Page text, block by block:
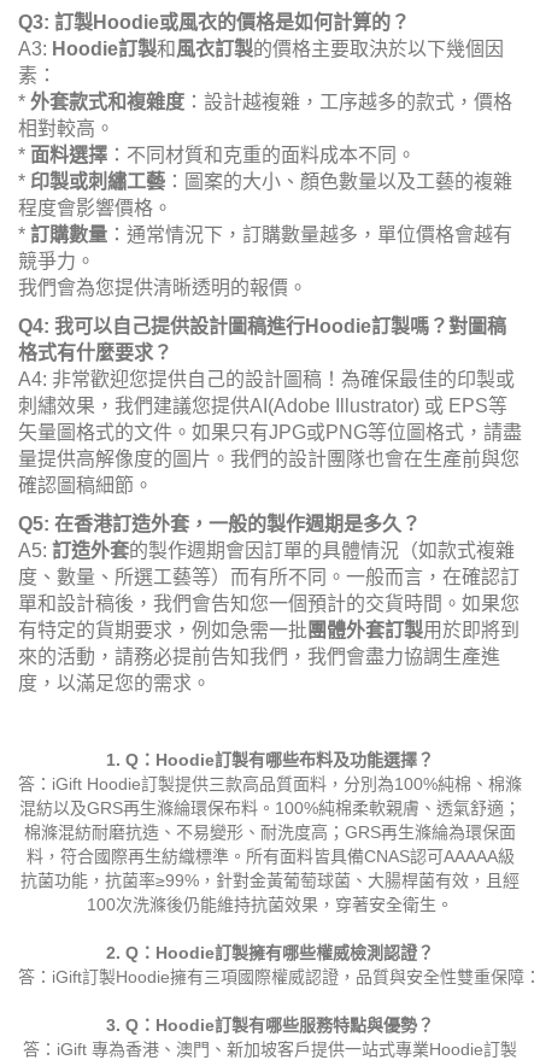
Q3: 訂製Hoodie或風衣的價格是如何計算的？
A3: Hoodie訂製和風衣訂製的價格主要取決於以下幾個因
素：
* 外套款式和複雜度 ：設計越複雜，工序越多的款式，價格
相對較高。
* 面料選擇 ：不同材質和克重的面料成本不同。
* 印製或刺繡工藝 ：圖案的大小、顏色數量以及工藝的複雜
程度會影響價格。
* 訂購數量 ：通常情況下，訂購數量越多，單位價格會越有
競爭力。
我們會為您提供清晰透明的報價。
Q4: 我可以自己提供設計圖稿進行Hoodie訂製嗎？對圖稿
格式有什麼要求？
A4: 非常歡迎您提供自己的設計圖稿！為確保最佳的印製或
刺繡效果，我們建議您提供AI(Adobe Illustrator) 或 EPS等
矢量圖格式的文件。如果只有JPG或PNG等位圖格式，請盡
量提供高解像度的圖片。我們的設計團隊也會在生產前與您
確認圖稿細節。
Q5: 在香港訂造外套，一般的製作週期是多久？
A5: 訂造外套的製作週期會因訂單的具體情況（如款式複雜
度、數量、所選工藝等）而有所不同。一般而言，在確認訂
單和設計稿後，我們會告知您一個預計的交貨時間。如果您
有特定的貨期要求，例如急需一批團體外套訂製用於即將到
來的活動，請務必提前告知我們，我們會盡力協調生產進
度，以滿足您的需求。
1. Q：Hoodie訂製有哪些布料及功能選擇？
答：iGift Hoodie訂製提供三款高品質面料，分別為100%純棉、棉滌
混紡以及GRS再生滌綸環保布料。100%純棉柔軟親膚、透氣舒適；
棉滌混紡耐磨抗造、不易變形、耐洗度高；GRS再生滌綸為環保面
料，符合國際再生紡織標準。所有面料皆具備CNAS認可AAAAA級
抗菌功能，抗菌率≥99%，針對金黃葡萄球菌、大腸桿菌有效，且經
100次洗滌後仍能維持抗菌效果，穿著安全衛生。
2. Q：Hoodie訂製擁有哪些權威檢測認證？
答：iGift訂製Hoodie擁有三項國際權威認證，品質與安全性雙重保
3. Q：Hoodie訂製有哪些服務特點與優勢？
答：iGift 專為香港、澳門、新加坡客戶提供一站式專業Hoodie訂製